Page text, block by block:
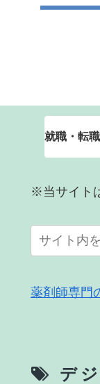
※当サイト
薬剤師専門
デ